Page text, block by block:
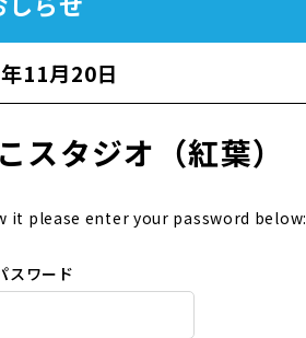
11月20日
スタジオ（紅葉）
please enter your password below:
スワード